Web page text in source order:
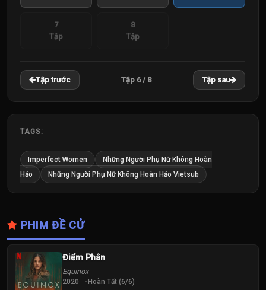
7
Tập
8
Tập
Tập trước Tập 6 / 8 Tập sau
TAGS:
Imperfect Women
Những Người Phụ Nữ Không Hoàn
Hảo
Những Người Phụ Nữ Không Hoàn Hảo Vietsub
PHIM ĐỀ CỬ
Điểm Phân
Equinox
2020 Hoàn Tất (6/6)